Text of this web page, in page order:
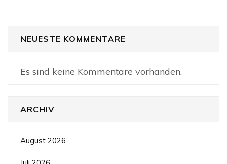
NEUESTE KOMMENTARE
Es sind keine Kommentare vorhanden.
ARCHIV
August 2026